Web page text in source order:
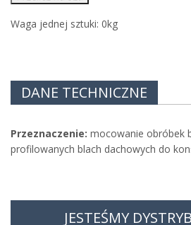
Waga jednej sztuki: 0kg
DANE TECHNICZNE
Przeznaczenie: mocowanie obróbek
profilowanych blach dachowych do
JESTEŚMY